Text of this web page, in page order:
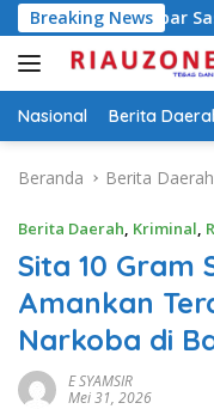
Langsung
ke
konten
Breaking News
Kampar Sasar Titik
Nasional Berita
Beranda Berita Daerah
Berita Daerah, Kriminal,
Sita 10 Gram
Amankan
Narkoba di
E SYAMSIR
Mei 31, 2026